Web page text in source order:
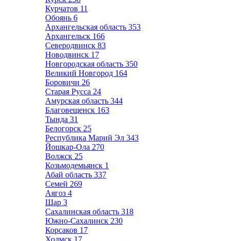
Курчатов 11
Обоянь 6
Архангельская область 353
Архангельск 166
Северодвинск 83
Новодвинск 17
Новгородская область 350
Великий Новгород 164
Боровичи 26
Старая Русса 24
Амурская область 344
Благовещенск 163
Тында 31
Белогорск 25
Республика Марий Эл 343
Йошкар-Ола 270
Волжск 25
Козьмодемьянск 1
Абай область 337
Семей 269
Аягоз 4
Шар 3
Сахалинская область 318
Южно-Сахалинск 230
Корсаков 17
Холмск 17